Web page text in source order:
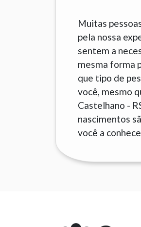
Muitas
pela nossa
sentem a
mesma forma
que tipo de
você, mesmo
Castelhano -
nascimentos
você a